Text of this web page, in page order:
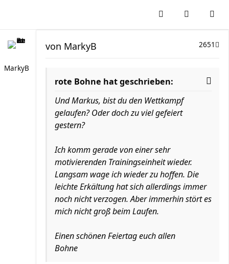
MarkyB
2651
von MarkyB
rote Bohne hat geschrieben:
Und Markus, bist du den Wettkampf
gelaufen? Oder doch zu viel gefeiert
gestern?
Ich komm gerade von einer sehr
motivierenden Trainingseinheit wieder.
Langsam wage ich wieder zu hoffen. Die
leichte Erkältung hat sich allerdings immer
noch nicht verzogen. Aber immerhin stört es
mich nicht groß beim Laufen.
Einen schönen Feiertag euch allen
Bohne